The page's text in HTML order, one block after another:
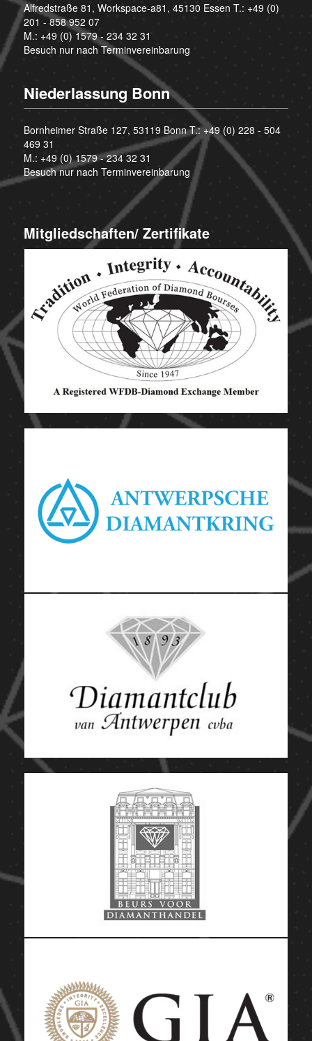
Alfredstraße 81, Workspace-a81, 45130 Essen T.: +49 (0)
201 - 858 952 07
M.: +49 (0) 1579 - 234 32 31
Besuch nur nach Terminvereinbarung
Niederlassung Bonn
Bornheimer Straße 127, 53119 Bonn T.:+49 (0) 228 - 504
469 31
M.: +49 (0) 1579 - 234 32 31
Besuch nur nach Terminvereinbarung
Mitgliedschaften/ Zertifikate